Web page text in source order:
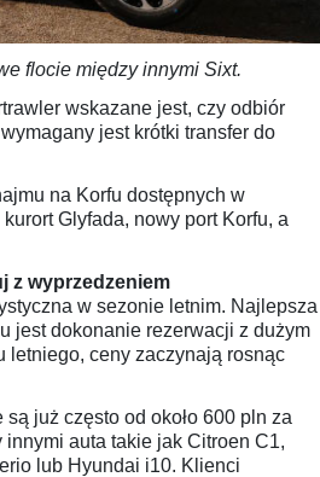
flocie między innymi Sixt.
wskazane jest, czy odbiór
jest krótki transfer do
na Korfu dostępnych w
Glyfada, nowy port Korfu, a
z wyprzedzeniem
w sezonie letnim. Najlepsza
jest dokonanie rezerwacji z dużym
letniego, ceny zaczynają rosnąc
już często od około 600 pln za
auta takie jak Citroen C1,
lub Hyundai i10. Klienci